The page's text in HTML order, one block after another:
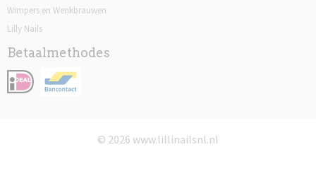
Wimpers en Wenkbrauwen
Lilly Nails
Betaalmethodes
© 2026 www.lillinailsnl.nl